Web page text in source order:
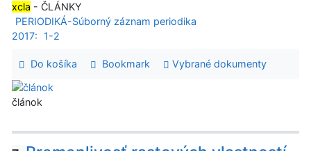
xcla - ČLÁNKY
PERIODIKÁ-Súborný záznam periodika
2017:
1-2
Do košíka Bookmark Vybrané dokumenty
článok